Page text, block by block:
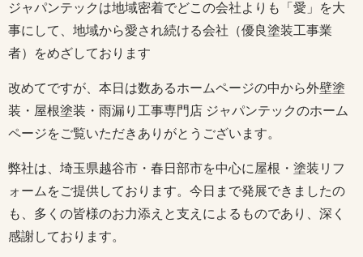
ジャパンテックは地域密着でどこの会社よりも「愛」を大
事にして、地域から愛され続ける会社（優良塗装工事業
者）をめざしております
改めてですが、本日は数あるホームページの中から外壁塗
装・屋根塗装・雨漏り工事専門店 ジャパンテックのホーム
ページをご覧いただきありがとうございます。
弊社は、埼玉県越谷市・春日部市を中心に屋根・塗装リフ
ォームをご提供しております。今日まで発展できましたの
も、多くの皆様のお力添えと支えによるものであり、深く
感謝しております。